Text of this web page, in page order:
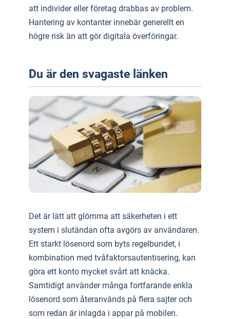
att individer eller företag drabbas av problem.
Hantering av kontanter innebär generellt en
högre risk än att gör digitala överföringar.
Du är den svagaste länken
Det är lätt att glömma att säkerheten i ett
system i slutändan ofta avgörs av användaren.
Ett starkt lösenord som byts regelbundet, i
kombination med tvåfaktorsautentisering, kan
göra ett konto mycket svårt att knäcka.
Samtidigt använder många fortfarande enkla
lösenord som återanvänds på flera sajter och
som redan är inlagda i appar på mobilen.